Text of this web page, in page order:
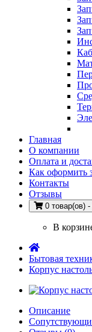
Главная
О компании
Оплата и
Как оформить
Контакты
Отзывы
0 товар(ов)
В
Бытовая
Корпус
Описание